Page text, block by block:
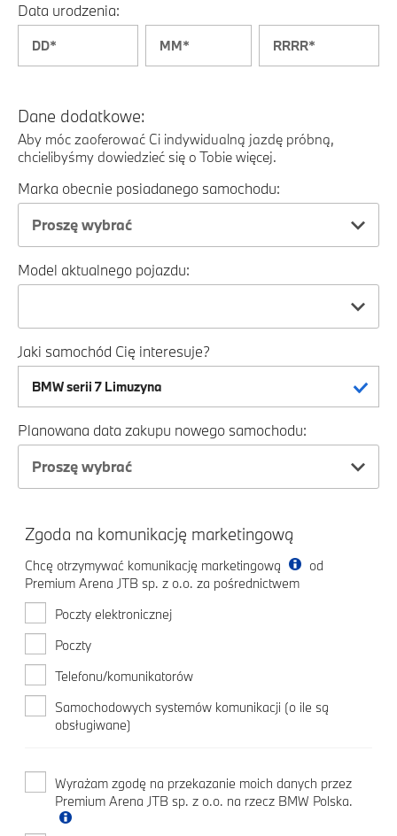
Data urodzenia:
Dane dodatkowe:
Aby móc zaoferować Ci indywidualną jazdę próbną,
chcielibyśmy dowiedzieć się o Tobie więcej.
Marka obecnie posiadanego samochodu:
Proszę wybrać
Model aktualnego pojazdu:
Jaki samochód Cię interesuje?
Planowana data zakupu nowego samochodu:
Proszę wybrać
Zgoda na komunikację marketingową
Chcę otrzymywać komunikację marketingową
od
Premium Arena JTB sp. z o.o. za pośrednictwem
Poczty elektronicznej
Poczty
Telefonu/komunikatorów
Samochodowych systemów komunikacji (o ile są
obsługiwane)
Wyrażam zgodę na przekazanie moich danych przez
Premium Arena JTB sp. z o.o. na rzecz BMW Polska.